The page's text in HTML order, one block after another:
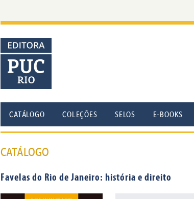
CATÁLOGO COLEÇÕES SELOS E-BOOKS
CATÁLOGO
Favelas do Rio de Janeiro: história e direito